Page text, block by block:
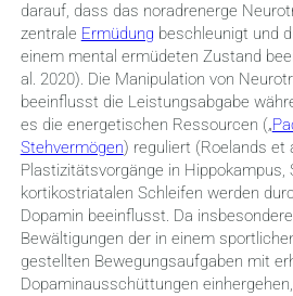
darauf, dass das noradrenerge
zentrale Ermüdung beschleunigt und
einem mental ermüdeten Zustand
al. 2020). Die Manipulation von
beeinflusst die Leistungsabgabe
es die energetischen Ressourcen („
Stehvermögen) reguliert (Roelands et
Plastizitätsvorgänge in Hippokampus,
kortikostriatalen Schleifen werden
Dopamin beeinflusst. Da
Bewältigungen der in einem
gestellten Bewegungsaufgaben mit
Dopaminausschüttungen